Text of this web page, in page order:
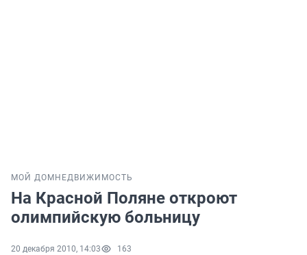
МОЙ ДОМ НЕДВИЖИМОСТЬ
На Красной Поляне откроют
олимпийскую больницу
20 декабря 2010, 14:03 163